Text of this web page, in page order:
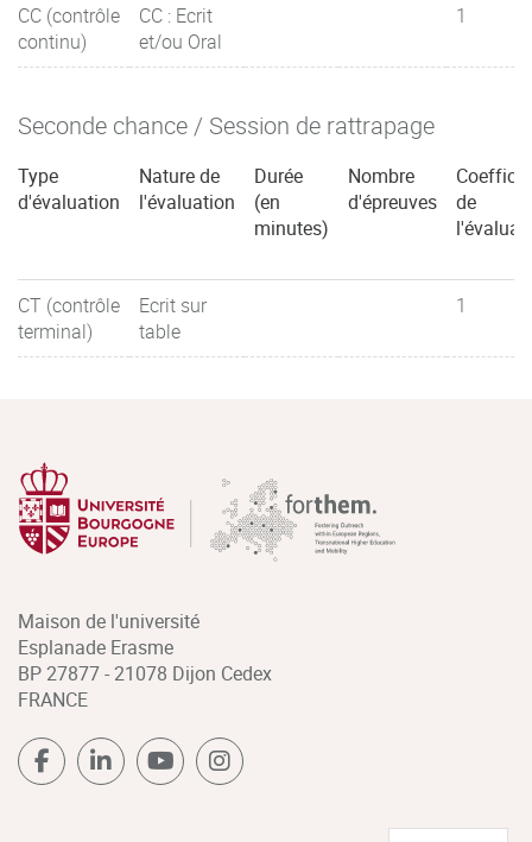
CC (contrôle
continu)
CC : Ecrit
et/ou Oral
1
Seconde chance / Session de rattrapage
Type
d'évaluation
Nature de
l'évaluation
Durée
(en
minutes)
Nombre
d'épreuves
de
CT (contrôle
terminal)
Ecrit sur
table
1
Maison de l'université
Esplanade Erasme
BP 27877 - 21078 Dijon Cedex
FRANCE